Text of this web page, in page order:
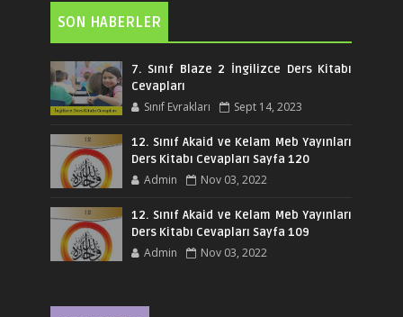
SON HABERLER
7. Sınıf Blaze 2 İngilizce Ders Kitabı
Cevapları
Sınıf Evrakları Sept 14, 2023
12. Sınıf Akaid ve Kelam Meb Yayınları
Ders Kitabı Cevapları Sayfa 120
Admin Nov 03, 2022
12. Sınıf Akaid ve Kelam Meb Yayınları
Ders Kitabı Cevapları Sayfa 109
Admin Nov 03, 2022